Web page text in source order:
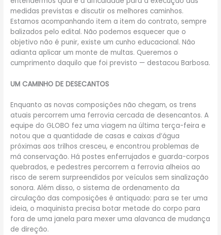
medidas previstas e discutir os melhores caminhos.
Estamos acompanhando item a item do contrato, sempre
balizados pelo edital. Não podemos esquecer que o
objetivo não é punir, existe um cunho educacional. Não
adianta aplicar um monte de multas. Queremos o
cumprimento daquilo que foi previsto — destacou Barbosa.
UM CAMINHO DE DESECANTOS
Enquanto as novas composições não chegam, os trens
atuais percorrem uma ferrovia cercada de desencantos. A
equipe do GLOBO fez uma viagem na última terça-feira e
notou que a quantidade de casas e caixas d’água
próximas aos trilhos cresceu, e encontrou problemas de
má conservação. Há postes enferrujados e guarda-corpos
quebrados, e pedestres percorrem a ferrovia alheios ao
risco de serem surpreendidos por veículos sem sinalização
sonora. Além disso, o sistema de ordenamento da
circulação das composições é antiquado: para se ter uma
ideia, o maquinista precisa botar metade do corpo para
fora de uma janela para mexer uma alavanca de mudança
de direção.